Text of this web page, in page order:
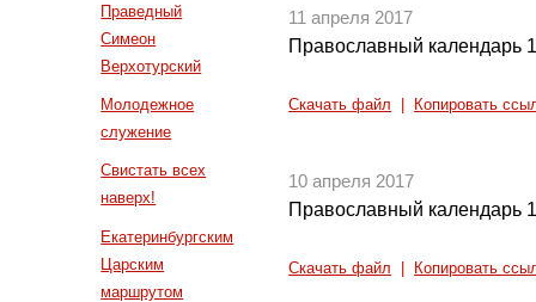
Праведный
Симеон
Верхотурский
Молодежное
служение
Свистать всех
наверх!
Екатеринбургским
Царским
маршрутом
11 апреля 2017
Православный календарь
Скачать файл Копировать
10 апреля 2017
Православный календарь
Скачать файл Копировать